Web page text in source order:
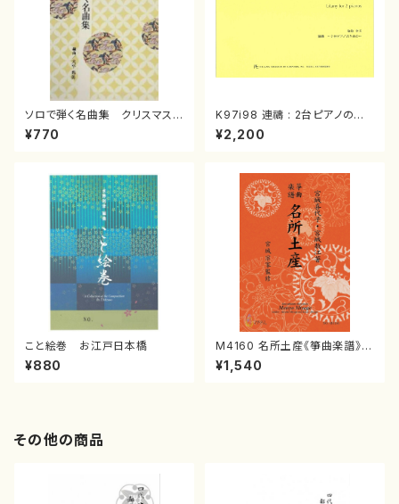
ソロで弾く名曲集 クリスマス・
イブ／恋人がサンタクロース(
箏独奏 /大平光美 編曲/楽
¥770
K97i98 連禱 : 2台ピアノのた
めの（2 Pianos / 菊池 幸夫 /
楽譜）
¥2,200
こと絵巻 お江戸日本橋
¥880
M4160 名所土産《箏曲楽譜》
（箏/宮城喜代子・宮城数江著・
宮城宗家監修/箏曲古典楽譜）
¥1,540
その他の商品